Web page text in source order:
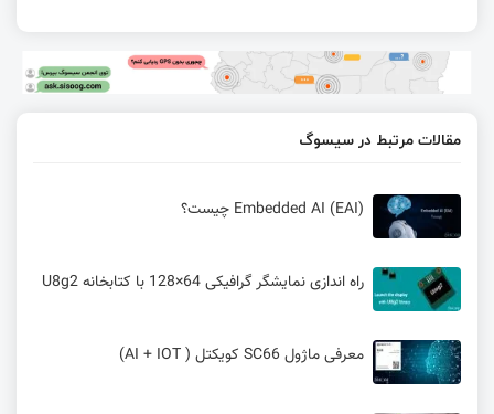
مقالات مرتبط در سیسوگ
Embedded AI (EAI) چیست؟
راه اندازی نمایشگر گرافیکی 64×128 با کتابخانه U8g2
معرفی ماژول SC66 کویکتل ( AI + IOT)